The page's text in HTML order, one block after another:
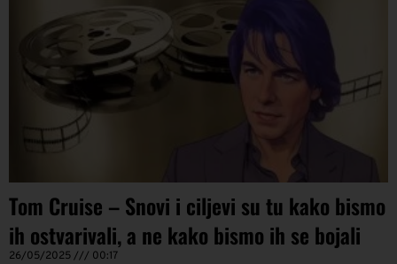
Tom Cruise – Snovi i ciljevi su tu kako bismo
ih ostvarivali, a ne kako bismo ih se bojali
26/05/2025 00:17